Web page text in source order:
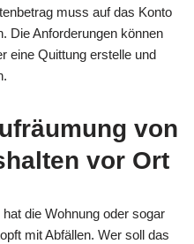
muss auf das Konto
Die Anforderungen können
eine Quittung erstelle und
von
vor Ort
die Wohnung oder sogar
mit Abfällen. Wer soll das